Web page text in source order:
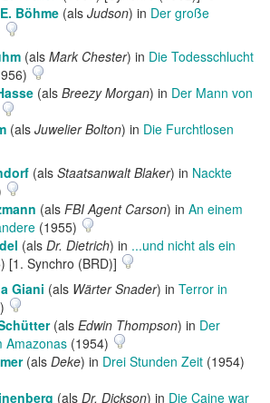
Böhme (als Judson) in Der große
(als Mark Chester) in Die Todesschlucht
(als Breezy Morgan) in Der Mann von
(als Juwelier Bolton) in Die Furchtlosen
(als Staatsanwalt Blaker) in Nackte
(als FBI Agent Carson) in An einem
(1955)
(als Dr. Dietrich) in ...und nicht als ein
[1. Synchro (BRD)]
Giani (als Wärter Snader) in Terror in
(als Edwin Thompson) in Der
Amazonas (1954)
(als Deke) in Drei Stunden Zeit (1954)
(als Dr. Dickson) in Die Caine war